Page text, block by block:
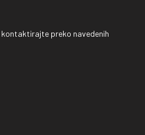
preko navedenih